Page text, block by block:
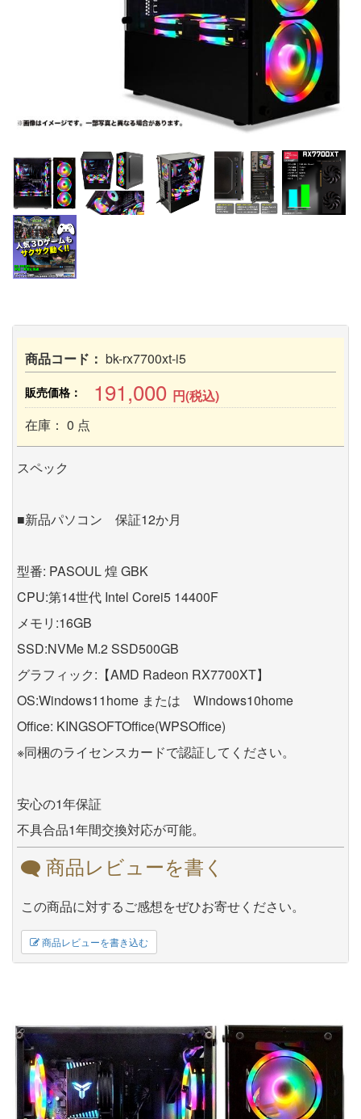
商品コード： bk-rx7700xt-i5
販売価格： 191,000 円(税込)
在庫： 0 点
スペック
■新品パソコン 保証12か月
型番: PASOUL 煌 GBK
CPU:第14世代 Intel Corei5 14400F
メモリ:16GB
SSD:NVMe M.2 SSD500GB
グラフィック:【AMD Radeon RX7700XT】
OS:Windows11home または Windows10home
Office: KINGSOFTOffice(WPSOffice)
※同梱のライセンスカードで認証してください。
安心の1年保証
不具合品1年間交換対応が可能。
商品レビューを書く
この商品に対するご感想をぜひお寄せください。
商品レビューを書き込む